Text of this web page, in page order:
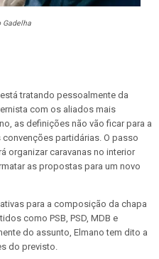
Gadelha
tratando pessoalmente da
com os aliados mais
as definições não vão ficar para a
partidárias. O passo
organizar caravanas no interior
as propostas para um novo
para a composição da chapa
como PSB, PSD, MDB e
do assunto, Elmano tem dito a
do previsto.